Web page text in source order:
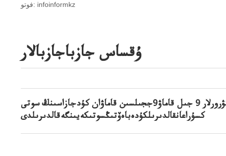
فوتو: infoinformkz
ۇقساس جازباجازبالار
پروكۋرورلار 9 جىل قاماۋ9ججىلسىن قاماۋان كۇدجازاسىنڭ سوتى
كسۇراعانقالدىرىلكۇدەباەۆتىڭسوتىكەيىنگەقالدىرىلدى